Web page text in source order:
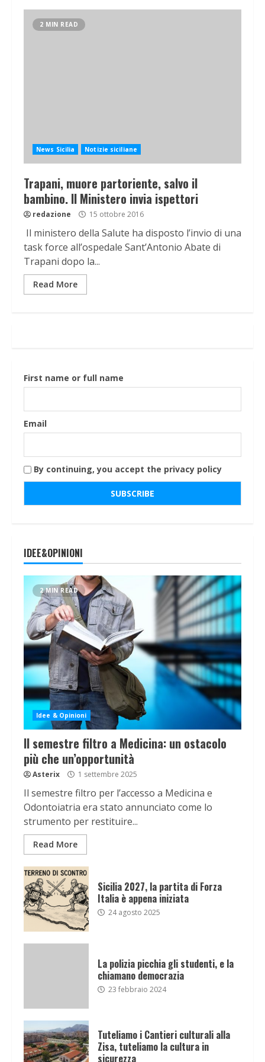
2 MIN READ
News Sicilia Notizie siciliane
Trapani, muore partoriente, salvo il
bambino. Il Ministero invia ispettori
redazione 15 ottobre 2016
Il ministero della Salute ha disposto l’invio di una
task force all’ospedale Sant’Antonio Abate di
Trapani dopo la...
Read More
First name or full name
Email
By continuing, you accept the privacy policy
IDEE&OPINIONI
2 MIN READ
Idee & Opinioni
Il semestre filtro a Medicina: un ostacolo
più che un’opportunità
Asterix 1 settembre 2025
Il semestre filtro per l’accesso a Medicina e
Odontoiatria era stato annunciato come lo
strumento per restituire...
Read More
Sicilia 2027, la partita di Forza
Italia è appena iniziata
24 agosto 2025
La polizia picchia gli studenti, e la
chiamano democrazia
23 febbraio 2024
Tuteliamo i Cantieri culturali alla
Zisa, tuteliamo la cultura in
sicurezza